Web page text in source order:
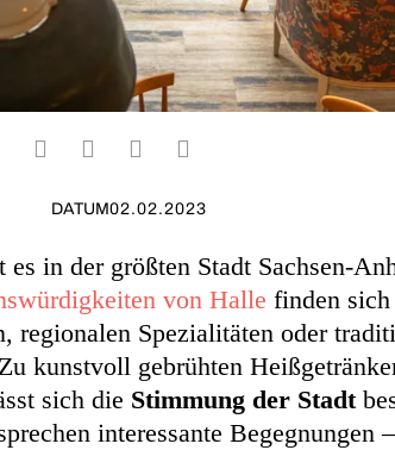
DATUM02.02.2023
in der größten Stadt Sachsen-
von Halle finden
regionalen Spezialitäten oder
kunstvoll gebrühten
sich die Stimmung der Stadt
interessante Begegnungen